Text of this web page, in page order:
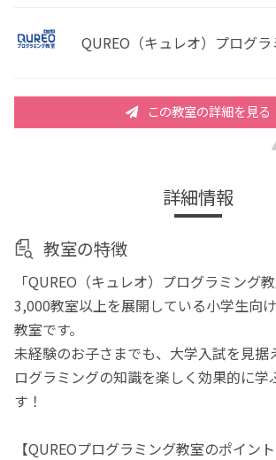
QUREO（キュレオ）プログ
この教室の詳細を見る
詳細情報
教室の特徴
「QUREO（キュレオ）プログラミング
3,000教室以上を展開している小学生向
教室です。
未経験のお子さまでも、大学入試を見据
ログラミングの知識を楽しく効果的に学
す！
【QUREOプログラミング教室のポイント